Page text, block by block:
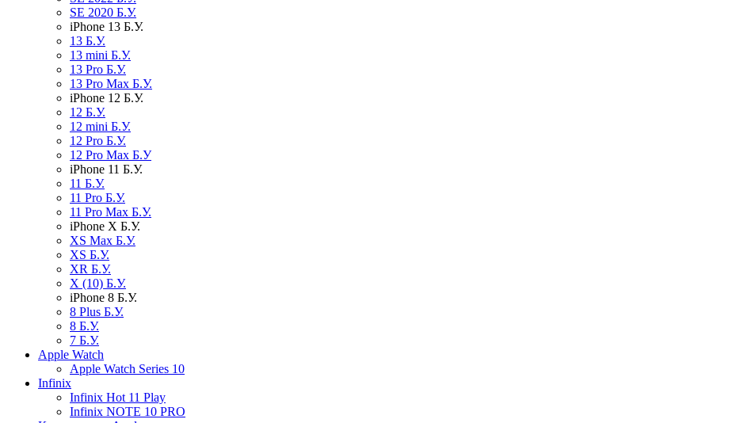
SE 2020 Б.У.
iPhone 13 Б.У.
13 Б.У.
13 mini Б.У.
13 Pro Б.У.
13 Pro Max Б.У.
iPhone 12 Б.У.
12 Б.У.
12 mini Б.У.
12 Pro Б.У.
12 Pro Max Б.У
iPhone 11 Б.У.
11 Б.У.
11 Pro Б.У.
11 Pro Max Б.У.
iPhone X Б.У.
XS Max Б.У.
XS Б.У.
XR Б.У.
X (10) Б.У.
iPhone 8 Б.У.
8 Plus Б.У.
8 Б.У.
7 Б.У.
Apple Watch
Apple Watch Series 10
Infinix
Infinix Hot 11 Play
Infinix NOTE 10 PRO